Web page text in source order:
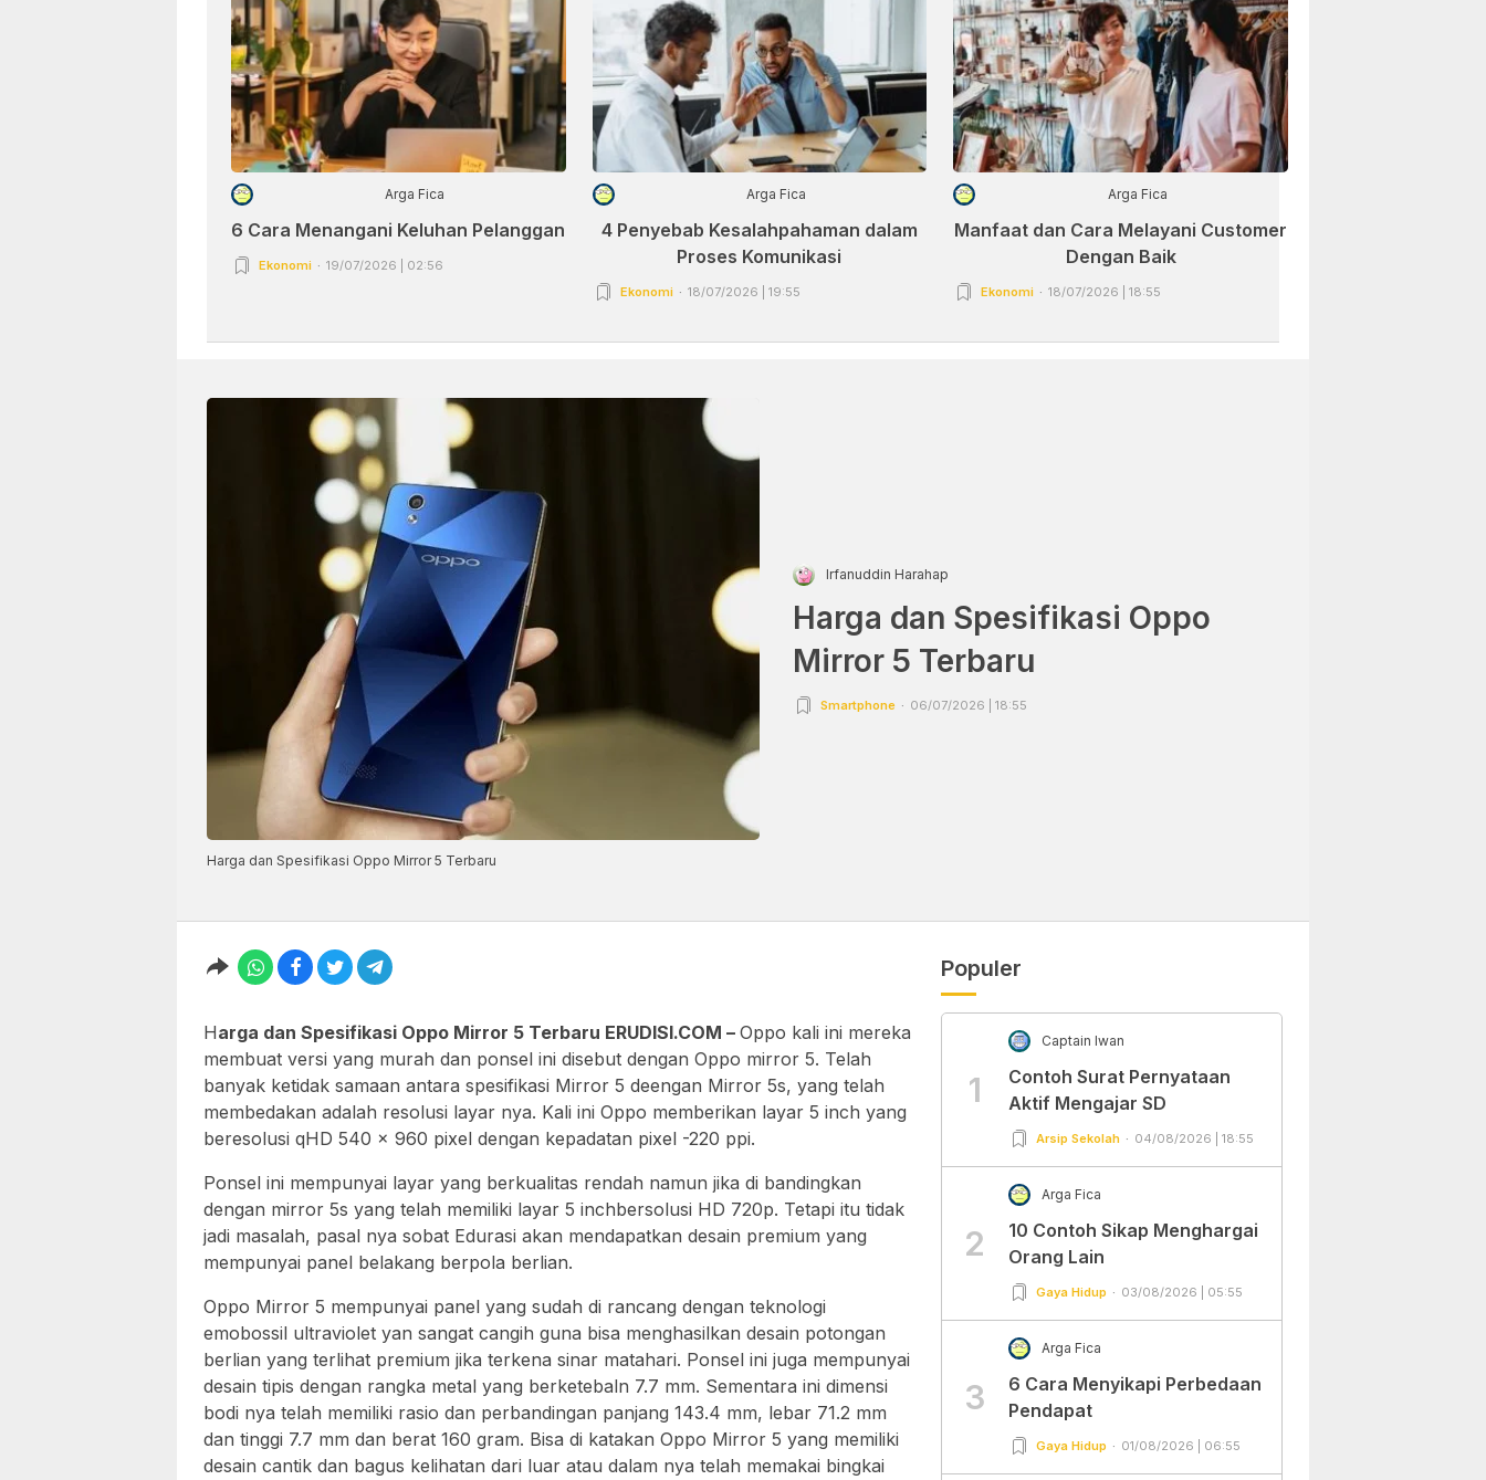
Arga Fica
6 Cara Menangani Keluhan Pelanggan
Ekonomi 19/07/2026 | 02:56
Arga Fica
4 Penyebab Kesalahpahaman dalam
Proses Komunikasi
Ekonomi 18/07/2026 | 19:55
Arga Fica
Manfaat dan Cara Melayani Customer
Dengan Baik
Ekonomi 18/07/2026 | 18:55
Harga dan Spesifikasi Oppo Mirror 5 Terbaru
Irfanuddin Harahap
Harga dan Spesifikasi Oppo
Mirror 5 Terbaru
Smartphone 06/07/2026 | 18:55
Harga dan Spesifikasi Oppo Mirror 5 Terbaru ERUDISI.COM – Oppo kali ini mereka
membuat versi yang murah dan ponsel ini disebut dengan Oppo mirror 5. Telah
banyak ketidak samaan antara spesifikasi Mirror 5 deengan Mirror 5s, yang telah
membedakan adalah resolusi layar nya. Kali ini Oppo memberikan layar 5 inch yang
beresolusi qHD 540 x 960 pixel dengan kepadatan pixel -220 ppi.
Ponsel ini mempunyai layar yang berkualitas rendah namun jika di bandingkan
dengan mirror 5s yang telah memiliki layar 5 inchbersolusi HD 720p. Tetapi itu tidak
jadi masalah, pasal nya sobat Edurasi akan mendapatkan desain premium yang
mempunyai panel belakang berpola berlian.
Oppo Mirror 5 mempunyai panel yang sudah di rancang dengan teknologi
emobossil ultraviolet yan sangat cangih guna bisa menghasilkan desain potongan
berlian yang terlihat premium jika terkena sinar matahari. Ponsel ini juga mempunyai
desain tipis dengan rangka metal yang berketebaln 7.7 mm. Sementara ini dimensi
bodi nya telah memiliki rasio dan perbandingan panjang 143.4 mm, lebar 71.2 mm
dan tinggi 7.7 mm dan berat 160 gram. Bisa di katakan Oppo Mirror 5 yang memiliki
desain cantik dan bagus kelihatan dari luar atau dalam nya telah memakai bingkai
Populer
1
Captain Iwan
Contoh Surat Pernyataan
Aktif Mengajar SD
Arsip Sekolah 04/08/2026 | 18:55
2
Arga Fica
10 Contoh Sikap Menghargai
Orang Lain
Gaya Hidup 03/08/2026 | 05:55
3
Arga Fica
6 Cara Menyikapi Perbedaan
Pendapat
Gaya Hidup 01/08/2026 | 06:55